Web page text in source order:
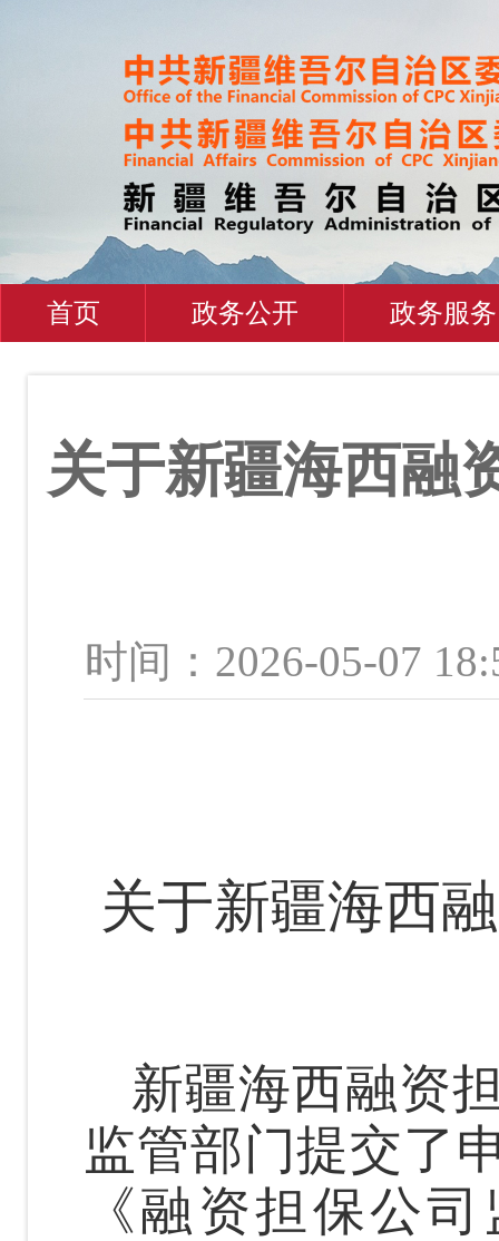
首页 政务公开 政务服务
关于新疆海西融
时间：2026-05-07
关于新疆海西
新疆海西融资
监管部门提交了
《融资担保公